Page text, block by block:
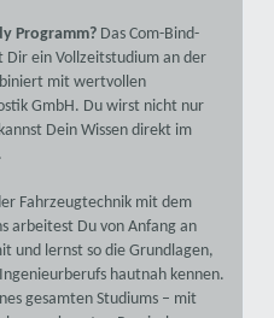
Programm? Das Com-Bind-
Dir ein Vollzeitstudium an der
mit wertvollen
GmbH. Du wirst nicht nur
Dein Wissen direkt im
Fahrzeugtechnik mit dem
arbeitest Du von Anfang an
und lernst so die Grundlagen,
hautnah kennen.
gesamten Studiums – mit